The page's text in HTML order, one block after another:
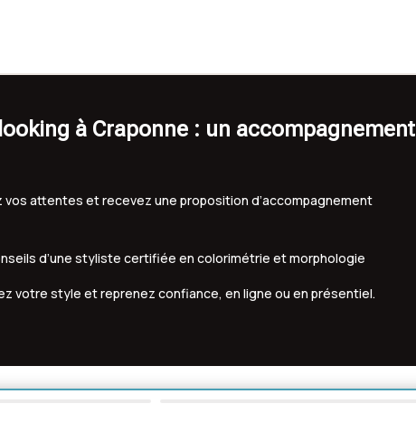
à Craponne : un accompagnement
vos attentes et recevez une proposition d’accompagnement
d’une styliste certifiée en colorimétrie et morphologie
votre style et reprenez confiance, en ligne ou en présentiel.